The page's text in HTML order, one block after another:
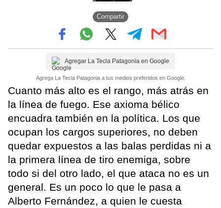
Compartir
Agregar La Tecla Patagonia en Google
Agrega La Tecla Patagonia a tus medios preferidos en Google.
Cuanto más alto es el rango, más atrás en
la línea de fuego. Ese axioma bélico
encuadra también en la política. Los que
ocupan los cargos superiores, no deben
quedar expuestos a las balas perdidas ni a
la primera línea de tiro enemiga, sobre
todo si del otro lado, el que ataca no es un
general. Es un poco lo que le pasa a
Alberto Fernández, a quien le cuesta